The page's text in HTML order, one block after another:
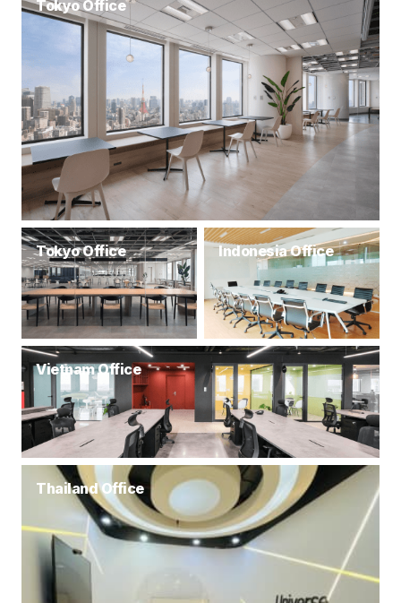
Tokyo Office
Tokyo Office Indonesia Office
Vietnam Office
Thailand Office